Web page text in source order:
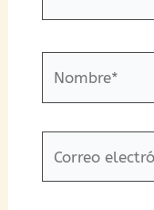
electrónico*